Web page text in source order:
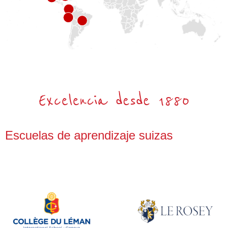
Excelencia desde 1880
Escuelas de aprendizaje suizas